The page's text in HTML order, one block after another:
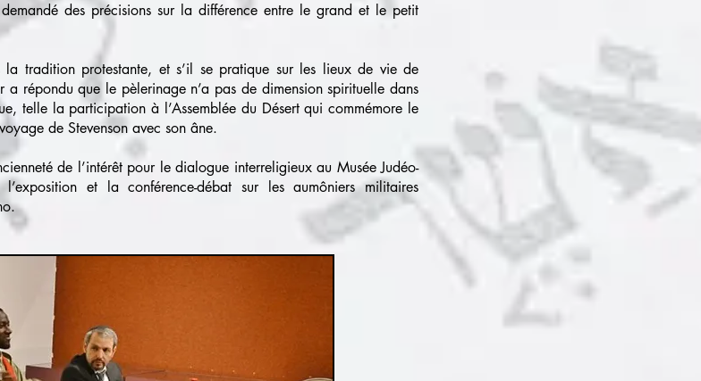
des précisions sur la différence entre le grand et le petit
tradition protestante, et s’il se pratique sur les lieux de vie de
a répondu que le pèlerinage n’a pas de dimension spirituelle dans
telle la participation à l’Assemblée du Désert qui commémore le
de Stevenson avec son âne.
de l’intérêt pour le dialogue interreligieux au Musée Judéo-
et la conférence-débat sur les aumôniers militaires